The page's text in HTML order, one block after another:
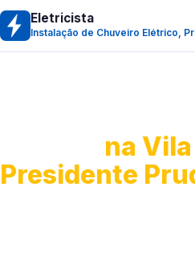
Eletricista
Instalação de Chuveiro Elétrico,
na
Presidente